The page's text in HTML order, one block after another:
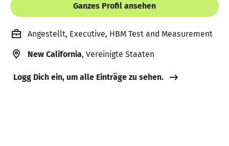
Ganzes Profil ansehen
Angestellt, Executive, HBM Test and Measurement
New California, Vereinigte Staaten
Logg Dich ein, um alle Einträge zu sehen.